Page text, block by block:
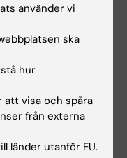
input
in the medial
använder vi
ska
hur
att visa och spåra
från externa
länder utanför EU.